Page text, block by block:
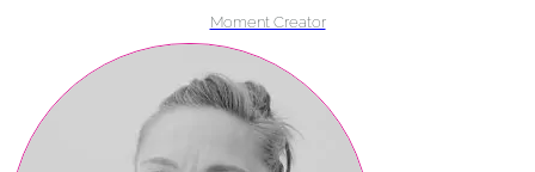
Moment Creator